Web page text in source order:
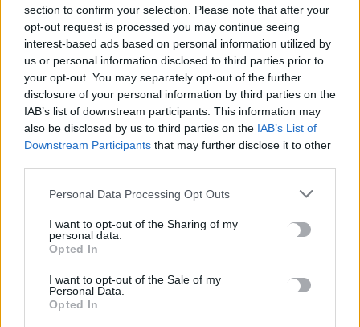
section to confirm your selection. Please note that after your
opt-out request is processed you may continue seeing
interest-based ads based on personal information utilized by
us or personal information disclosed to third parties prior to
your opt-out. You may separately opt-out of the further
disclosure of your personal information by third parties on the
IAB’s list of downstream participants. This information may
also be disclosed by us to third parties on the IAB’s List of
Downstream Participants that may further disclose it to other
Personal Data Processing Opt Outs
I want to opt-out of the Sharing of my
personal data.
Opted In
I want to opt-out of the Sale of my
Personal Data.
Opted In
Αντιπρύτανης Διεθνούς Συνεργασίας και Ανάπτυξης του
ΟΠΑ.
Όπως είπε, η χρηματοδότηση «συμβάλλει καθοριστικά
στο σχεδιασμό και την υλοποίησή τους, υποστηρίζοντας
τη διμερή συνεργασία για την ανάπτυξη της διδακτέας
ύλης με την αξιοποίηση σύγχρονων μεθόδων
διδασκαλίας, τη διεθνή προβολή των προγραμμάτων
εκπαίδευσης».
Το ένα εκ των τριών προγραμμάτων, ωστόσο, «παρά
την έγκρισή του και την εντατική προετοιμασία και τη
υπογράμμισε η κ. Πουλούδη, δεν προχώρησε σε αυτή τη
φάση.